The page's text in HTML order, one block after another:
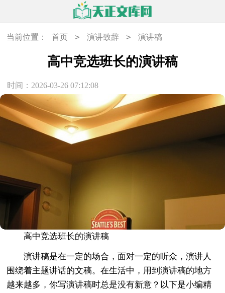
当前位置： 首页 > 演讲致辞 > 演讲稿
高中竞选班长的演讲稿
时间：2026-03-26 07:12:08
高中竞选班长的演讲稿
演讲稿是在一定的场合，面对一定的听众，演讲人
围绕着主题讲话的文稿。在生活中，用到演讲稿的地方
越来越多，你写演讲稿时总是没有新意？以下是小编精